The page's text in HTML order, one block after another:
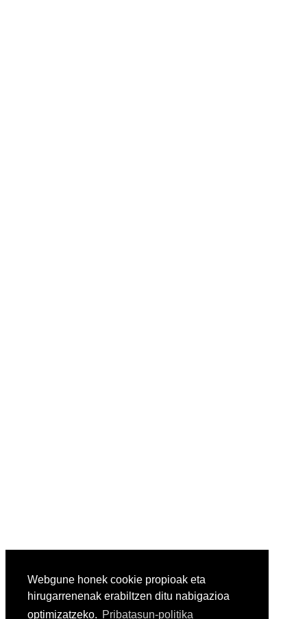
Webgune honek cookie propioak eta
hirugarrenenak erabiltzen ditu nabigazioa
optimizatzeko. Pribatasun-politika